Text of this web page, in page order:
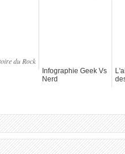
du Rock
Infographie Geek Vs
Nerd